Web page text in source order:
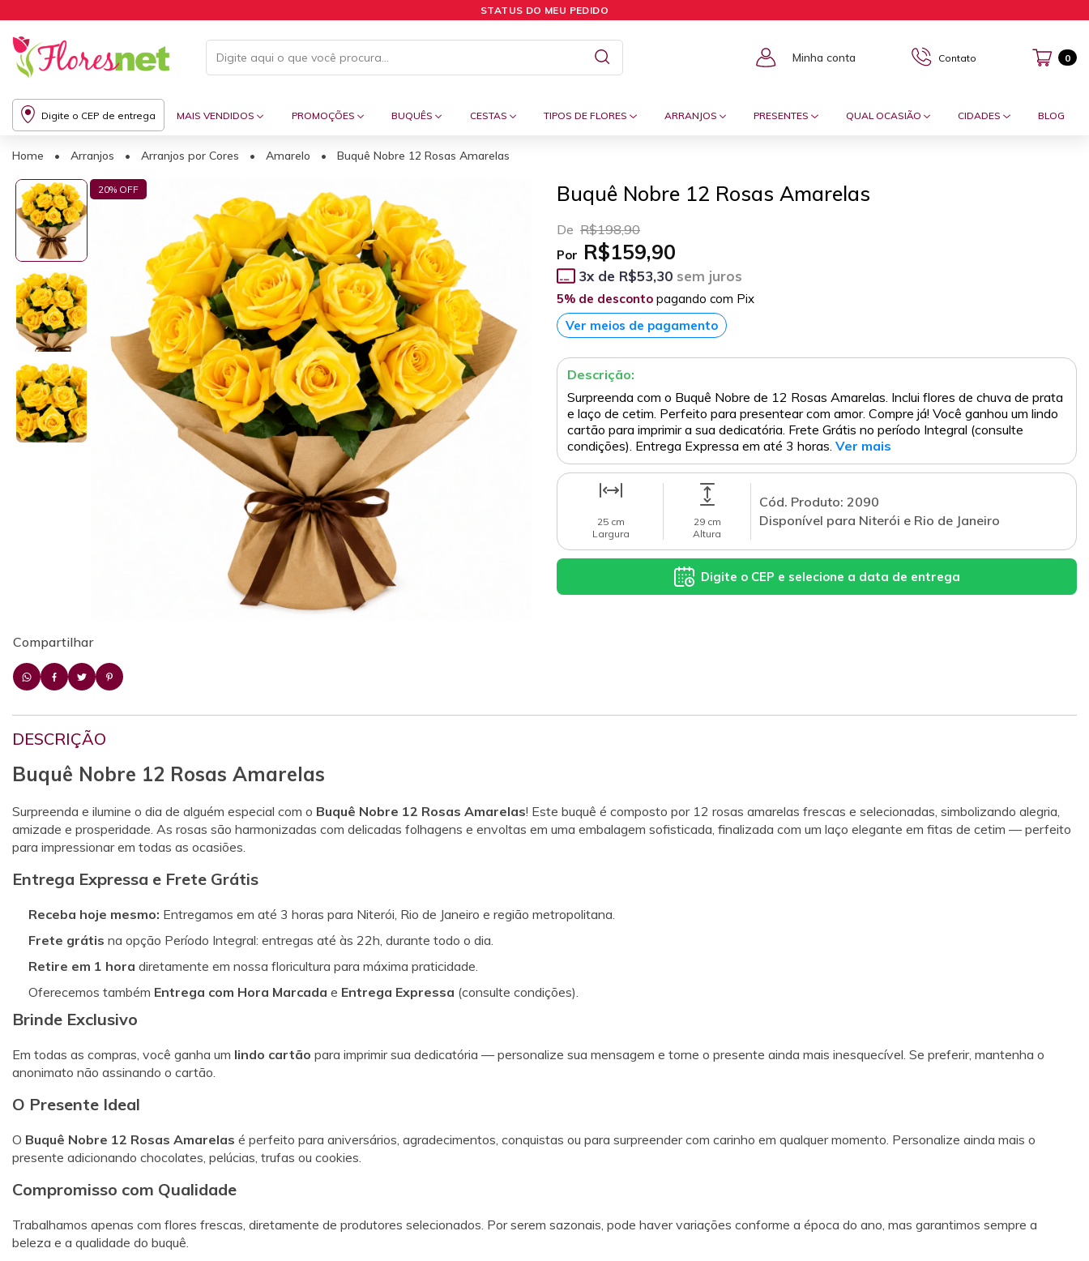
STATUS DO MEU PEDIDO
Minha conta Contato 0
Digite o CEP de entrega MAIS VENDIDOS PROMOÇÕES BUQUÊS CESTAS TIPOS DE FLORES ARRANJOS PRESENTES QUAL OCASIÃO CIDADES BLOG
Home • Arranjos • Arranjos por Cores • Amarelo • Buquê Nobre 12 Rosas Amarelas
20% OFF
Compartilhar
Buquê Nobre 12 Rosas Amarelas
De R$198,90
Por R$159,90
3x de R$53,30 sem juros
5% de desconto pagando com Pix
Ver meios de pagamento
Descrição:
Surpreenda com o Buquê Nobre de 12 Rosas Amarelas. Inclui flores de chuva de prata
e laço de cetim. Perfeito para presentear com amor. Compre já! Você ganhou um lindo
cartão para imprimir a sua dedicatória. Frete Grátis no período Integral (consulte
condições). Entrega Expressa em até 3 horas. Ver mais
25 cm
Largura
29 cm
Altura
Cód. Produto: 2090
Disponível para Niterói e Rio de Janeiro
Digite o CEP e selecione a data de entrega
DESCRIÇÃO
Buquê Nobre 12 Rosas Amarelas
Surpreenda e ilumine o dia de alguém especial com o Buquê Nobre 12 Rosas Amarelas! Este buquê é composto por 12 rosas amarelas frescas e selecionadas, simbolizando alegria,
amizade e prosperidade. As rosas são harmonizadas com delicadas folhagens e envoltas em uma embalagem sofisticada, finalizada com um laço elegante em fitas de cetim — perfeito
para impressionar em todas as ocasiões.
Entrega Expressa e Frete Grátis
Receba hoje mesmo: Entregamos em até 3 horas para Niterói, Rio de Janeiro e região metropolitana.
Frete grátis na opção Período Integral: entregas até às 22h, durante todo o dia.
Retire em 1 hora diretamente em nossa floricultura para máxima praticidade.
Oferecemos também Entrega com Hora Marcada e Entrega Expressa (consulte condições).
Brinde Exclusivo
Em todas as compras, você ganha um lindo cartão para imprimir sua dedicatória — personalize sua mensagem e torne o presente ainda mais inesquecível. Se preferir, mantenha o
anonimato não assinando o cartão.
O Presente Ideal
O Buquê Nobre 12 Rosas Amarelas é perfeito para aniversários, agradecimentos, conquistas ou para surpreender com carinho em qualquer momento. Personalize ainda mais o
presente adicionando chocolates, pelúcias, trufas ou cookies.
Compromisso com Qualidade
Trabalhamos apenas com flores frescas, diretamente de produtores selecionados. Por serem sazonais, pode haver variações conforme a época do ano, mas garantimos sempre a
beleza e a qualidade do buquê.